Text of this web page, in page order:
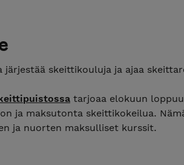
järjestää skeittikouluja ja ajaa
tarjoaa elokuun
ja maksutonta skeittikokeilua.
ja nuorten maksulliset kurssit.
kysymyksiä!